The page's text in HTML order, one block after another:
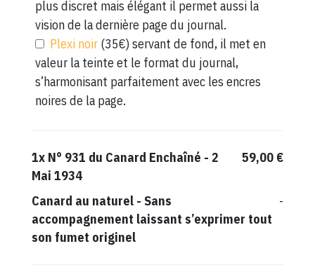
plus discret mais élégant il permet aussi la
vision de la dernière page du journal.
Plexi noir (35€) servant de fond, il met en
valeur la teinte et le format du journal,
s’harmonisant parfaitement avec les encres
noires de la page.
1x N° 931 du Canard Enchaîné - 2
Mai 1934
59,00 €
Canard au naturel- Sans
accompagnement laissant s’exprimer tout
son fumet originel
-